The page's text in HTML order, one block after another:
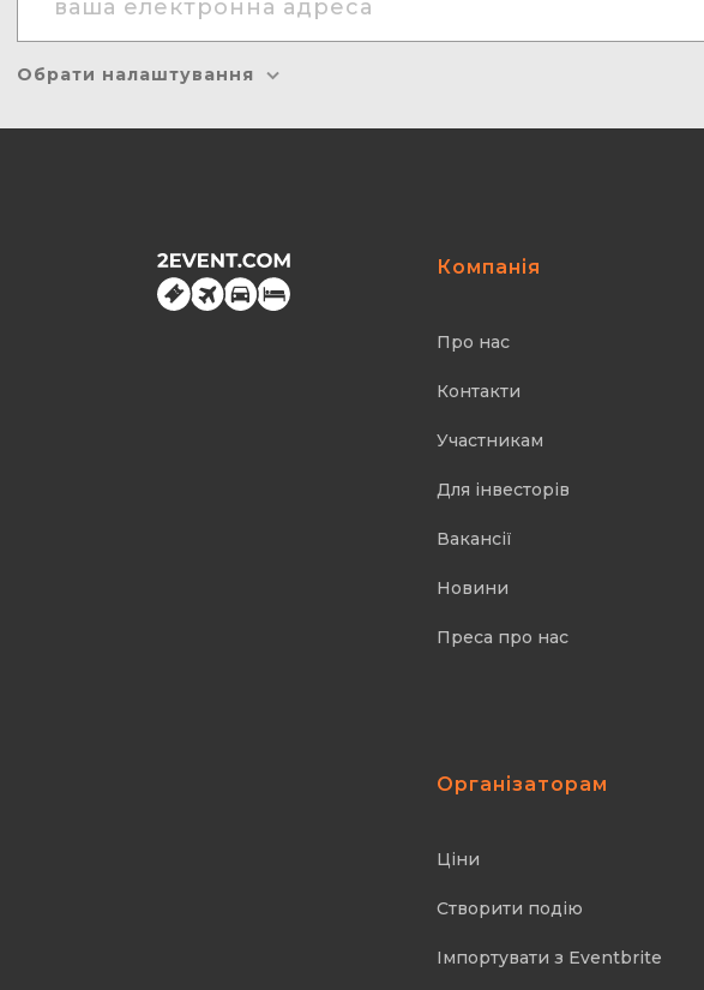
Обрати налаштування
Компанія
Про нас
Контакти
Участникам
Для інвесторів
Вакансії
Новини
Преса про нас
Організаторам
Ціни
Створити подію
Імпортувати з Eventbrite